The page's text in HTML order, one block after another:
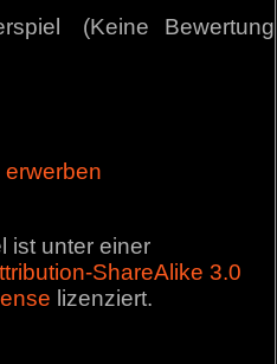
(Keine Bewertung
ist unter einer
ShareAlike 3.0
lizenziert.